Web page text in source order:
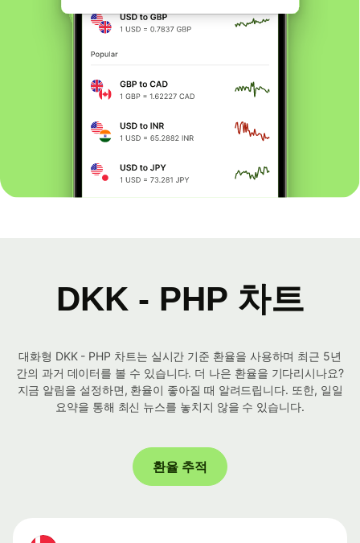
DKK - PHP 차트
대화형 DKK - PHP 차트는 실시간 기준 환율을 사용하며 최근 5년
간의 과거 데이터를 볼 수 있습니다. 더 나은 환율을 기다리시나요?
지금 알림을 설정하면, 환율이 좋아질 때 알려드립니다. 또한, 일일
요약을 통해 최신 뉴스를 놓치지 않을 수 있습니다.
환율 추적